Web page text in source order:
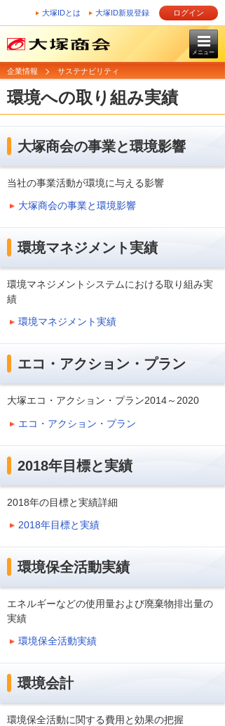
大塚IDとは 大塚ID新規登録 ログイン
メニュー
企業情報 サステナビリティ
環境への取り組み実績
大塚商会の事業と環境影響
当社の事業活動が環境に与える影響
大塚商会の事業と環境影響
環境マネジメント実績
環境マネジメントシステムにおける取り組み実
績
環境マネジメント実績
エコ・アクション・プラン
大塚エコ・アクション・プラン2014～2020
エコ・アクション・プラン
2018年目標と実績
2018年の目標と実績詳細
2018年目標と実績
環境保全活動実績
エネルギーなどの使用量および廃棄物排出量の
実績
環境保全活動実績
環境会計
環境保全活動に関する費用と効果の把握